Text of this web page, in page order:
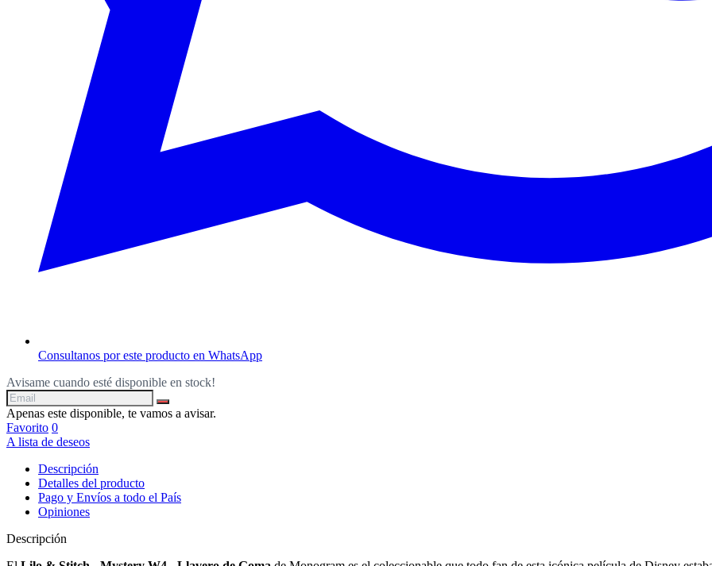
Consultanos por este producto en WhatsApp
Avisame cuando esté disponible en stock!
Apenas este disponible, te vamos a avisar.
Favorito 0
A lista de deseos
Descripción
Detalles del producto
Pago y Envíos a todo el País
Opiniones
Descripción